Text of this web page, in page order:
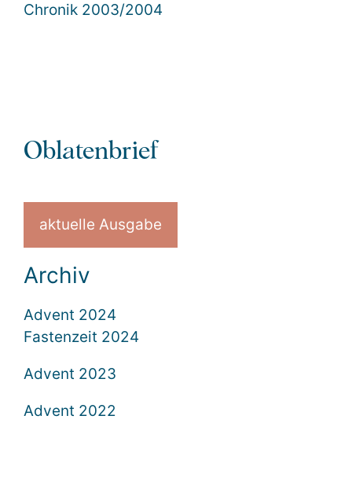
Chronik 2003/2004
Oblatenbrief
aktuelle Ausgabe
Archiv
Advent 2024
Fastenzeit 2024
Advent 2023
Advent 2022